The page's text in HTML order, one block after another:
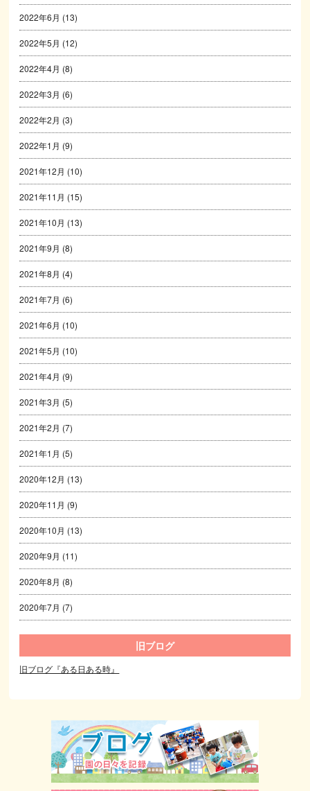
2022年6月 (13)
2022年5月 (12)
2022年4月 (8)
2022年3月 (6)
2022年2月 (3)
2022年1月 (9)
2021年12月 (10)
2021年11月 (15)
2021年10月 (13)
2021年9月 (8)
2021年8月 (4)
2021年7月 (6)
2021年6月 (10)
2021年5月 (10)
2021年4月 (9)
2021年3月 (5)
2021年2月 (7)
2021年1月 (5)
2020年12月 (13)
2020年11月 (9)
2020年10月 (13)
2020年9月 (11)
2020年8月 (8)
2020年7月 (7)
旧ブログ
旧ブログ『ある日ある時』